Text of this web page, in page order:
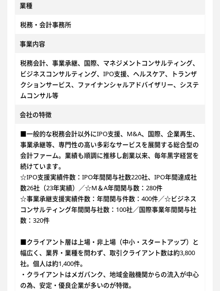
業種
税務・会計事務所
事業内容
税務会計、事業承継、国際、マネジメントコンサルティング、
ビジネスコンサルティング、IPO支援、ヘルスケア、トランザ
クションサービス、ファイナンシャルアドバイザリー、システ
ムコンサル等
会社の特徴
■一般的な税務会計以外にIPO支援、M&A、国際、企業再生、
事業承継等、専門性の高い多彩なサービスを展開する総合型の
会計ファーム。業績も順調に推移し創業以来、毎年黒字経営を
続けています。
☆IPO支援実績件数：IPO年間関与社数220社、IPO年間達成社
数26社（23年実績）／☆M＆A年間関与数：280件
☆事業承継支援実績件数：年間関与件数：400件／☆ビジネス
コンサルティング年間関与社数：100社／国際事業年間関与社
数：320件
■クライアント層は上場・非上場（中小・スタートアップ）と
幅広く、業界・業種を問わず、取引クライアント数は約3,800
社。個人は約1,400件。
・クライアントはメガバンク、地域金融機関からの流入が中心
の為、安定・優良企業が多いのが特徴。